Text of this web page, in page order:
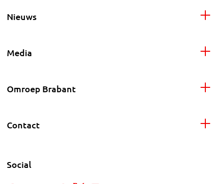
Nieuws
Media
Omroep Brabant
Contact
Social